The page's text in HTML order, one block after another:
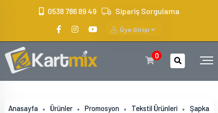
0538 786 89 49 Sipariş Sorgulama
Üye Girişi
0
Anasayfa Ürünler Promosyon Tekstil Ürünleri Şapka